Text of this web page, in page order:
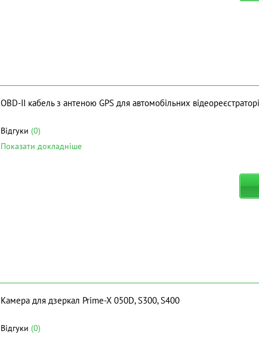
OBD-II кабель з антеною GPS для автомобільних
Відгуки (0)
Показати докладніше
Камера для дзеркал Prime-X 050D, S300, S400
Відгуки (0)